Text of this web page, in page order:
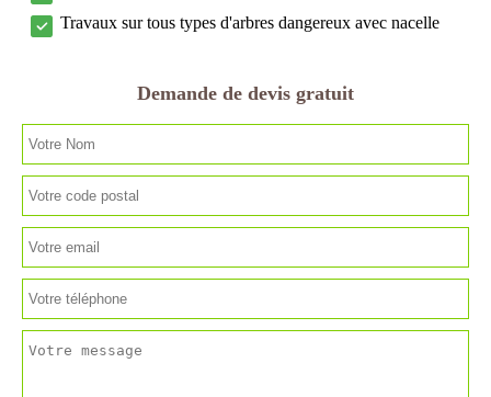
Travaux sur tous types d'arbres dangereux avec nacelle
Demande de devis gratuit